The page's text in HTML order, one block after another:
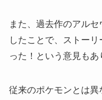
また、過去作のアル
したことで、ストー
った！という意見もあ
従来のポケモンとは